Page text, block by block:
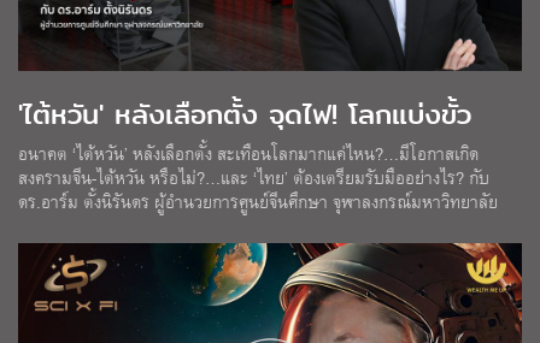
'ไต้หวัน' หลังเลือกตั้ง จุดไฟ! โลกแบ่งขั้ว
อนาคต ‘ไต้หวัน’ หลังเลือกตั้ง สะเทือนโลกมากแค่ไหน?…มีโอกาสเกิด
สงครามจีน-ไต้หวัน หรือไม่?…และ ‘ไทย’ ต้องเตรียมรับมืออย่างไร? กับ
ดร.อาร์ม ตั้งนิรันดร ผู้อำนวยการศูนย์จีนศึกษา จุฬาลงกรณ์มหาวิทยาลัย